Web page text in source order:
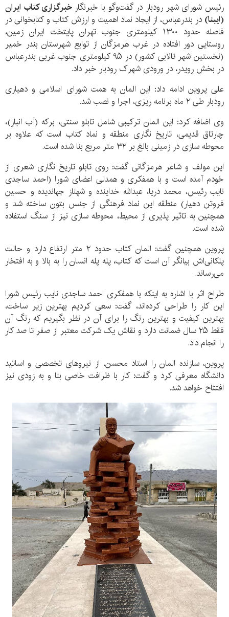
رئیس شورای شهر رودبار در گفت‌وگو با خبرنگار خبرگزاری کتاب ایران
(ایبنا) در بندرعباس، از ایجاد نماد اهمیت و ارزش کتاب و کتابخوانی در
فاصله حدود
کیلومتری جنوب تهران پایتخت ایران زمین،
روستایی دور افتاده در غرب هرمزگان از توابع شهرستان بندر خمیر
(نخستین شهر تالابی کشور) در ۹۵ کیلومتری جنوب غربی بندرعباس
در بخش رویدر، در ورودی شهرک رودبار خبر داد.
علی پروین ادامه داد: این المان به همت شورای اسلامی و دهیاری
رودبار طی ۲ ماه برنامه ریزی، اجرا و نصب شد.
وی اضافه کرد: این المان ترکیبی شامل تابلو سنتی، برکه (آب انبار)،
چارتاق قدیمی، تاریخ نگاری منطقه و نماد کتاب است که علاوه بر
محوطه سازی در زمینی بالغ بر ۳۲ متر مربع بنا شده است.
این مولف و شاعر هرمزگانی گفت: روی تابلو تاریخ نگاری شعری از
خودم آمده است و با همفکری و همدلی اعضای شورا (احمد ساجدی
نایب رئیس، محمد دریا، عبدالله خداینده و شهناز جهاندیده و حسین
فروتن دهیار) منطقه این نماد فرهنگی از جنس بتون ساخته شد و
همچنین به تاثیر پذیری از محیط، محوطه سازی نیز از سنگ استفاده
شده است.
پروین همچنین گفت: المان کتاب حدود ۲ متر ارتفاع دارد و حالت
پلکانی‌اش بیانگر آن است که کتاب، پله پله انسان را به بالا و به افتخار
می‌رساند.
طراح اثر با اشاره به اینکه با همفکری احمد ساجدی نایب رئیس شورا
این کار را طراحی کرده‌اند، گفت: سعی کردیم بهترین زیر ساخت،
بهترین کیفیت و بهترین رنگ را برای آن در نظر بگیریم که رنگ آن
فقط ۲۵ سال ضمانت دارد و نقاش یک شرکت معتبر از صفر تا صد کار
را انجام داد.
پروین، سازنده المان را استاد محسن، از نیروهای تخصصی و اساتید
دانشگاه معرفی کرد و گفت: کار با ظرافت خاصی بنا و به زودی نیز
افتتاح خواهد شد.